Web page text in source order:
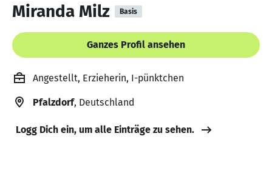
Miranda Milz Basis
Ganzes Profil ansehen
Angestellt, Erzieherin, I-pünktchen
Pfalzdorf, Deutschland
Logg Dich ein, um alle Einträge zu sehen.